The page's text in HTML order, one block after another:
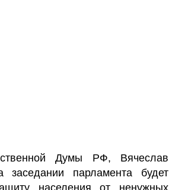
Думы РФ, Вячеслав
парламента будет
населения от ненужных